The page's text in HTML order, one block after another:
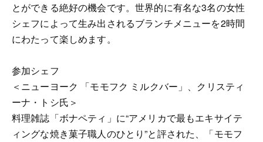
とができる絶好の機会です。世界的に有名な3名の女性
シェフによって生み出されるブランチメニューを2時間
にわたって楽しめます。
参加シェフ
＜ニューヨーク 「モモフク ミルクバー」、クリスティ
ーナ・トシ氏＞
料理雑誌「ボナペティ」に“アメリカで最もエキサイテ
ィングな焼き菓子職人のひとり”と評された、「モモフ